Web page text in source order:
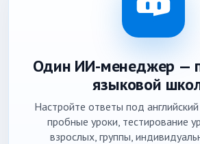
Один ИИ-менеджер —
языковой
Настройте ответы под
пробные уроки, тестирование
взрослых, группы,